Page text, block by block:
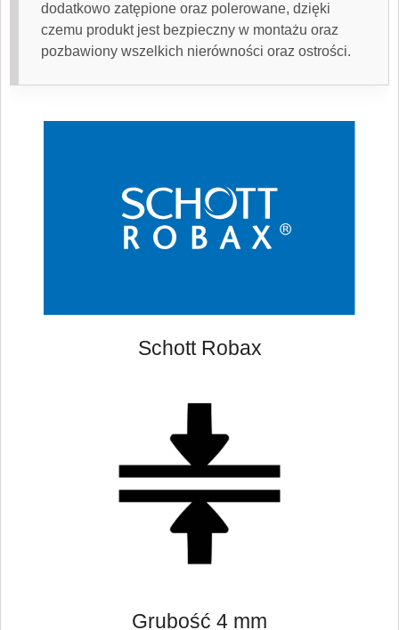
dodatkowo zatępione oraz polerowane, dzięki
czemu produkt jest bezpieczny w montażu oraz
pozbawiony wszelkich nierówności oraz ostrości.
Schott Robax
Grubość 4 mm